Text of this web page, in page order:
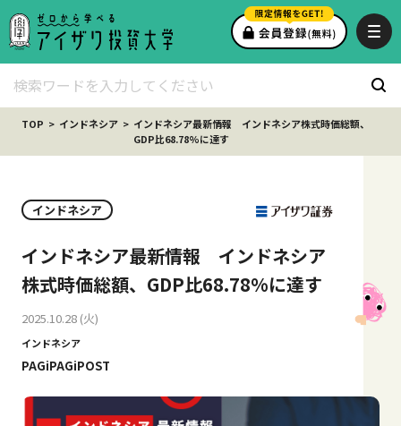
TOP インドネシア
インドネシア最新情報 インドネシア株式時価総額、
GDP比68.78%に達す
インドネシア
インドネシア最新情報 インドネシア
株式時価総額、GDP比68.78%に達す
2025.10.28 (火)
インドネシア
PAGiPAGiPOST